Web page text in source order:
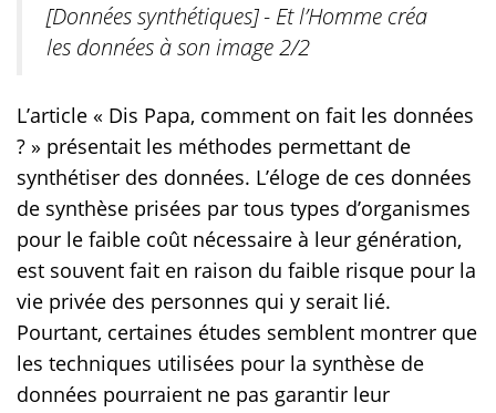
[Données synthétiques] - Et l’Homme créa
les données à son image 2/2
L’article « Dis Papa, comment on fait les données
? » présentait les méthodes permettant de
synthétiser des données. L’éloge de ces données
de synthèse prisées par tous types d’organismes
pour le faible coût nécessaire à leur génération,
est souvent fait en raison du faible risque pour la
vie privée des personnes qui y serait lié.
Pourtant, certaines études semblent montrer que
les techniques utilisées pour la synthèse de
données pourraient ne pas garantir leur